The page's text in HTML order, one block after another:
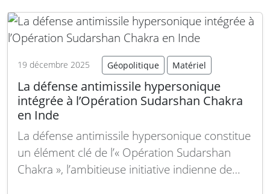
terme de l’Allemagne sur l’aviation de combat
de nouvelle génération…Lire la suite
19 décembre 2025 Géopolitique Matériel
La défense antimissile hypersonique
intégrée à l’Opération Sudarshan Chakra
en Inde
La défense antimissile hypersonique constitue
un élément clé de l’« Opération Sudarshan
Chakra », l’ambitieuse initiative indienne de